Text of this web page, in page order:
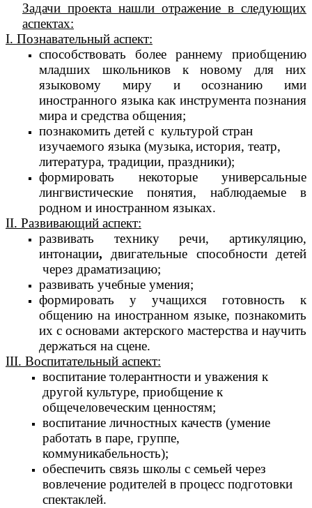
Задачи проекта нашли отражение в следующих
аспектах:
I. Познавательный аспект:
способствовать более раннему приобщению
младших школьников к новому для них
языковому миру и осознанию ими
иностранного языка как инструмента познания
мира и средства общения;
познакомить детей с культурой стран
изучаемого языка (музыка,история, театр,
литература, традиции, праздники);
формировать некоторые универсальные
лингвистические понятия, наблюдаемые в
родном и иностранном языках.
II. Развивающий аспект:
развивать технику речи, артикуляцию,
интонации,двигательные способности детей
через драматизацию;
развивать учебные умения;
формировать у учащихся готовность к
общению на иностранном языке, познакомить
их с основами актерского мастерства и научить
держаться на сцене.
III. Воспитательный аспект:
воспитание толерантности и уважения к
другой культуре, приобщение к
общечеловеческим ценностям;
воспитание личностных качеств (умение
работать в паре, группе,
коммуникабельность);
обеспечить связь школы с семьей через
вовлечение родителей в процесс подготовки
спектаклей.